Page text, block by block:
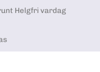
Helgfri vardag